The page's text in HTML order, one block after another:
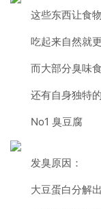
这些东西让食
吃起来自然就
而大部分臭味
还有自身独特
No1 臭豆腐
发臭原因：
大豆蛋白分解